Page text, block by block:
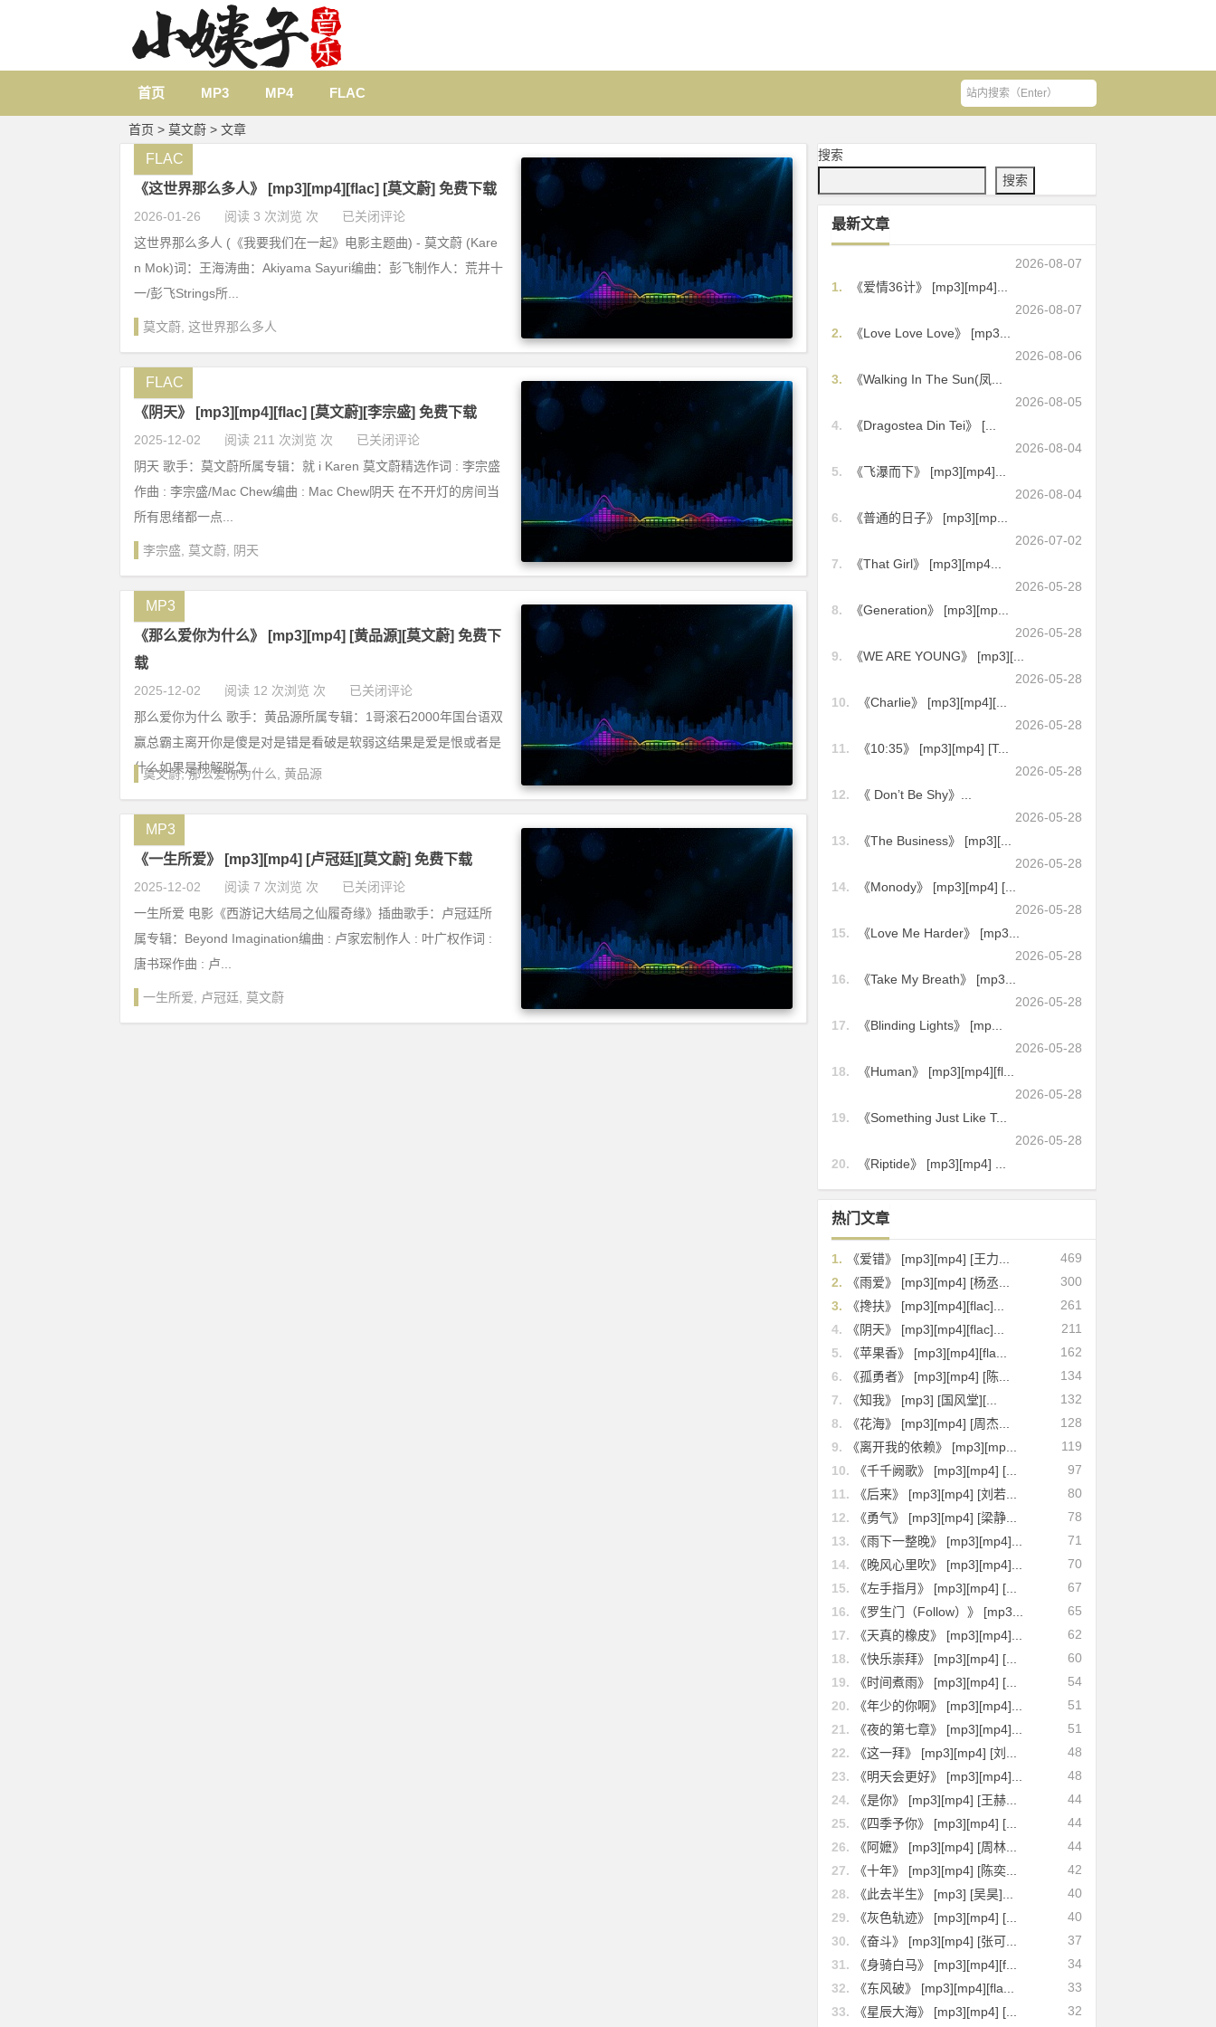
首页 MP3 MP4 FLAC
首页 > 莫文蔚 > 文章
《这世界那么多人》 [mp3][mp4][flac] [莫文蔚] 免费下载
2026-01-26 阅读 3 次浏览 次 已关闭评论
FLAC
这世界那么多人 (《我要我们在一起》电影主题曲) - 莫文蔚 (Kare
n Mok)词：王海涛曲：Akiyama Sayuri编曲：彭飞制作人：荒井十
一/彭飞Strings所...
莫文蔚 这世界那么多人
《阴天》 [mp3][mp4][flac] [莫文蔚][李宗盛] 免费下载
2025-12-02 阅读 211 次浏览 次 已关闭评论
FLAC
阴天 歌手：莫文蔚所属专辑：就 i Karen 莫文蔚精选作词 : 李宗盛
作曲 : 李宗盛/Mac Chew编曲 : Mac Chew阴天 在不开灯的房间当
所有思绪都一点...
李宗盛 莫文蔚 阴天
《那么爱你为什么》 [mp3][mp4] [黄品源][莫文蔚] 免费下
载
2025-12-02 阅读 12 次浏览 次 已关闭评论
MP3
那么爱你为什么 歌手：黄品源所属专辑：1哥滚石2000年国台语双
赢总霸主离开你是傻是对是错是看破是软弱这结果是爱是恨或者是
什么如果是种解脱怎...
莫文蔚,那么爱你为什么 黄品源
《一生所爱》 [mp3][mp4] [卢冠廷][莫文蔚] 免费下载
2025-12-02 阅读 7 次浏览 次 已关闭评论
MP3
一生所爱 电影《西游记大结局之仙履奇缘》插曲歌手：卢冠廷所
属专辑：Beyond Imagination编曲 : 卢家宏制作人 : 叶广权作词 :
唐书琛作曲 : 卢...
一生所爱 卢冠廷 莫文蔚
搜索
搜索
最新文章
2026-08-07
1.
《爱情36计》 [mp3][mp4]...
2026-08-07
2.
《Love Love Love》 [mp3...
2026-08-06
3.
《Walking In The Sun(凤...
2026-08-05
4.
《Dragostea Din Tei》 [...
2026-08-04
5.
《飞瀑而下》 [mp3][mp4]...
2026-08-04
6.
《普通的日子》 [mp3][mp...
2026-07-02
7.
《That Girl》 [mp3][mp4...
2026-05-28
8.
《Generation》 [mp3][mp...
2026-05-28
9.
《WE ARE YOUNG》 [mp3][...
2026-05-28
10.
《Charlie》 [mp3][mp4][...
2026-05-28
11.
《10:35》 [mp3][mp4] [T...
2026-05-28
12.
《 Don’t Be Shy》...
2026-05-28
13.
《The Business》 [mp3][...
2026-05-28
14.
《Monody》 [mp3][mp4] [...
2026-05-28
15.
《Love Me Harder》 [mp3...
2026-05-28
16.
《Take My Breath》 [mp3...
2026-05-28
17.
《Blinding Lights》 [mp...
2026-05-28
18.
《Human》 [mp3][mp4][fl...
2026-05-28
19.
《Something Just Like T...
2026-05-28
20.
《Riptide》 [mp3][mp4] ...
热门文章
469
1.
《爱错》 [mp3][mp4] [王力...
300
2.
《雨爱》 [mp3][mp4] [杨丞...
261
3.
《搀扶》 [mp3][mp4][flac]...
211
4.
《阴天》 [mp3][mp4][flac]...
162
5.
《苹果香》 [mp3][mp4][fla...
134
6.
《孤勇者》 [mp3][mp4] [陈...
132
7.
《知我》 [mp3] [国风堂][...
128
8.
《花海》 [mp3][mp4] [周杰...
119
9.
《离开我的依赖》 [mp3][mp...
97
10.
《千千阙歌》 [mp3][mp4] [...
80
11.
《后来》 [mp3][mp4] [刘若...
78
12.
《勇气》 [mp3][mp4] [梁静...
71
13.
《雨下一整晚》 [mp3][mp4]...
70
14.
《晚风心里吹》 [mp3][mp4]...
67
15.
《左手指月》 [mp3][mp4] [...
65
16.
《罗生门（Follow）》 [mp3...
62
17.
《天真的橡皮》 [mp3][mp4]...
60
18.
《快乐崇拜》 [mp3][mp4] [...
54
19.
《时间煮雨》 [mp3][mp4] [...
51
20.
《年少的你啊》 [mp3][mp4]...
51
21.
《夜的第七章》 [mp3][mp4]...
48
22.
《这一拜》 [mp3][mp4] [刘...
48
23.
《明天会更好》 [mp3][mp4]...
44
24.
《是你》 [mp3][mp4] [王赫...
44
25.
《四季予你》 [mp3][mp4] [...
44
26.
《阿嬷》 [mp3][mp4] [周林...
42
27.
《十年》 [mp3][mp4] [陈奕...
40
28.
《此去半生》 [mp3] [吴昊]...
40
29.
《灰色轨迹》 [mp3][mp4] [...
37
30.
《奋斗》 [mp3][mp4] [张可...
34
31.
《身骑白马》 [mp3][mp4][f...
33
32.
《东风破》 [mp3][mp4][fla...
32
33. 《星辰大海》 [mp3][mp4] [...